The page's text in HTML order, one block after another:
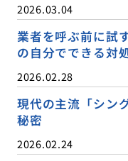
2026.03.04
業者を呼ぶ前に試
の自分でできる対
2026.02.28
現代の主流「シン
秘密
2026.02.24